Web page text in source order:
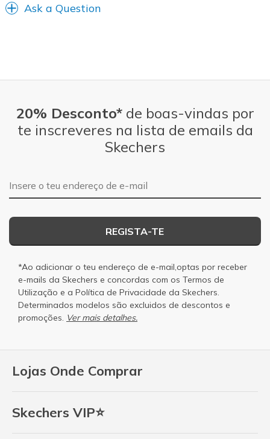
Width
Feels true to width
Ask a Question
Lojas Onde Comprar
Skechers VIP⭐
20% Desconto*de boas-vindas por
te inscreveres na lista de emails da
Skechers
Endereço de e-mail
REGISTA-TE
*Ao adicionar o teu endereço de e-mail,optas por receber
e-mails da Skechers e concordas com os Termos de
Utilização e a Política de Privacidade da Skechers.
Determinados modelos são excluidos de descontos e
promoções. Ver mais detalhes.